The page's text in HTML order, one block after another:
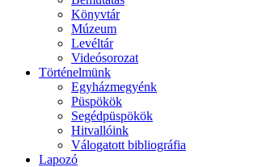
Könyvtár
Múzeum
Levéltár
Videósorozat
Történelmünk
Egyházmegyénk
Püspökök
Segédpüspökök
Hitvallóink
Válogatott bibliográfia
Lapozó